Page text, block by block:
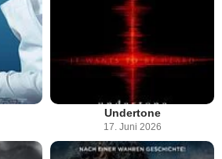
Undertone
17. Juni 2026